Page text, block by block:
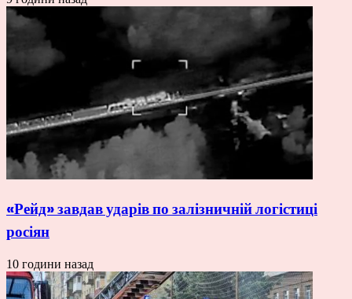
«Рейд» завдав ударів по залізничній логістиці
росіян
10 години назад